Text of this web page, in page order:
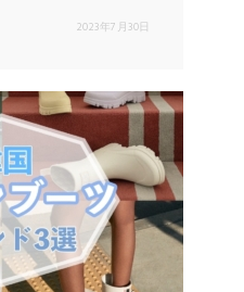
2023年7月30日